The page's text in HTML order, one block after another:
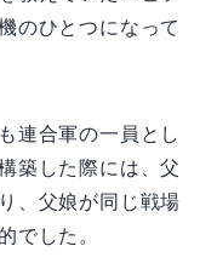
のひとつになって
連合軍の一員とし
築した際には、父
、父娘が同じ戦場
でした。